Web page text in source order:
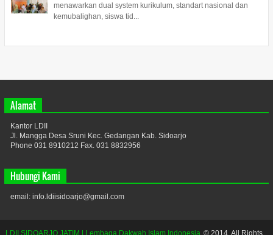
menawarkan dual system kurikulum, standart nasional dan
kemubalighan, siswa tid...
Alamat
Kantor LDII
Jl. Mangga Desa Sruni Kec. Gedangan Kab. Sidoarjo
Phone 031 8910212 Fax. 031 8832956
Hubungi Kami
email: info.ldiisidoarjo@gmail.com
LDII SIDOARJO JATIM | Lembaga Dakwah Islam Indonesia © 2014. All Rights